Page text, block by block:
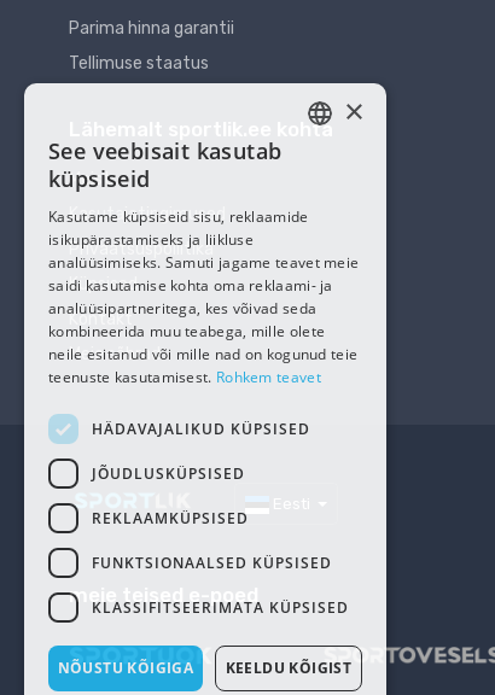
Parima hinna garantii
Tellimuse staatus
Lähemalt sportlik.ee kohta
Meist
Kasutajatingimused
Privaatsuspoliitika
Küpsised
Kontakt
Meie sõbrad
meie teised e-poed
×
See veebisait kasutab
küpsiseid
Kasutame küpsiseid sisu, reklaamide
isikupärastamiseks ja liikluse
analüüsimiseks. Samuti jagame teavet meie
saidi kasutamise kohta oma reklaami- ja
analüüsipartneritega, kes võivad seda
kombineerida muu teabega, mille olete
neile esitanud või mille nad on kogunud teie
teenuste kasutamisest. Rohkem teavet
HÄDAVAJALIKUD KÜPSISED
JÕUDLUSKÜPSISED
REKLAAMKÜPSISED
FUNKTSIONAALSED KÜPSISED
KLASSIFITSEERIMATA KÜPSISED
NÕUSTU KÕIGIGA KEELDU KÕIGIST